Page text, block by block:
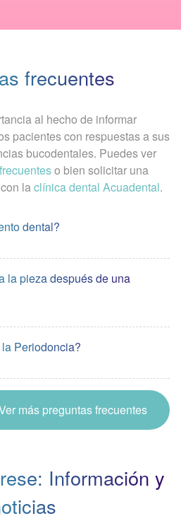
frecuentes
al hecho de informar
pacientes con respuestas a sus
bucodentales. Puedes ver
o bien solicitar una
laclínica dental Acuadental.
dental?
la pieza después de una
Periodoncia?
más preguntas frecuentes
Información y